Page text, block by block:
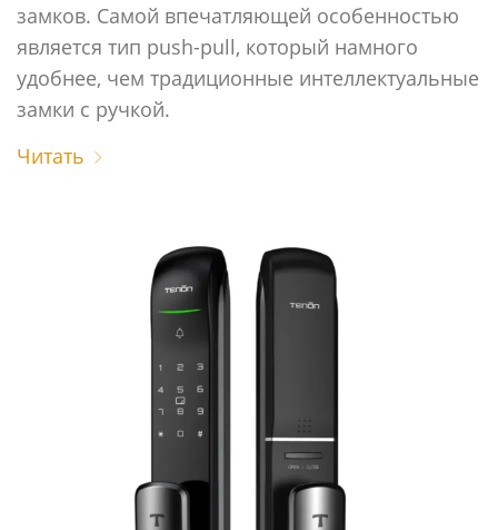
замков. Самой впечатляющей особенностью
является тип push-pull, который намного
удобнее, чем традиционные интеллектуальные
замки с ручкой.
Читать